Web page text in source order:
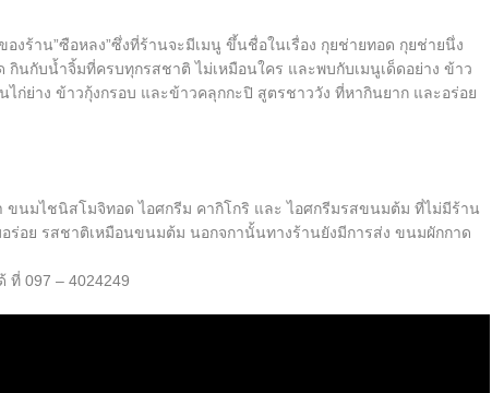
งร้าน”ซือหลง”ซึ่งที่ร้านจะมีเมนู ขึ้นชื่อในเรื่อง กุยช่ายทอด กุยช่ายนึ่ง
กินกับน้ำจิ้มที่ครบทุกรสชาติ ไม่เหมือนใคร และพบกับเมนูเด็ดอย่าง ข้าว
ก่ย่าง ข้าวกุ้งกรอบ และข้าวคลุกกะปิ สูตรชาววัง ที่หากินยาก และอร่อย
นมไชนิสโมจิทอด ไอศกรีม คากิโกริ และ ไอศกรีมรสขนมต้ม ที่ไม่มีร้าน
ร่อย รสชาติเหมือนขนมต้ม นอกจกานั้นทางร้านยังมีการส่ง ขนมผักกาด
ที่ 097 – 4024249